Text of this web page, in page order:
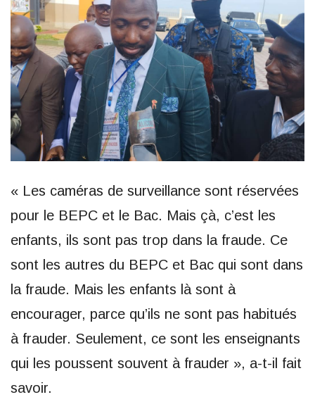
« Les caméras de surveillance sont réservées
pour le BEPC et le Bac. Mais çà, c’est les
enfants, ils sont pas trop dans la fraude. Ce
sont les autres du BEPC et Bac qui sont dans
la fraude. Mais les enfants là sont à
encourager, parce qu’ils ne sont pas habitués
à frauder. Seulement, ce sont les enseignants
qui les poussent souvent à frauder », a-t-il fait
savoir.